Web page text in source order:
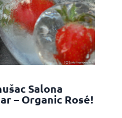
Salona
– Organic Rosé!